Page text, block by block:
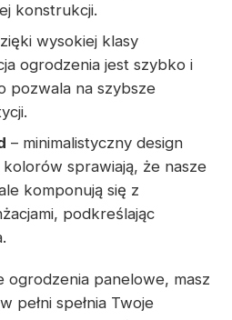
konstrukcji.
wysokiej klasy
ogrodzenia jest szybko i
pozwala na szybsze
– minimalistyczny design
sprawiają, że nasze
komponują się z
podkreślając
ogrodzenia panelowe, masz
pełni spełnia Twoje